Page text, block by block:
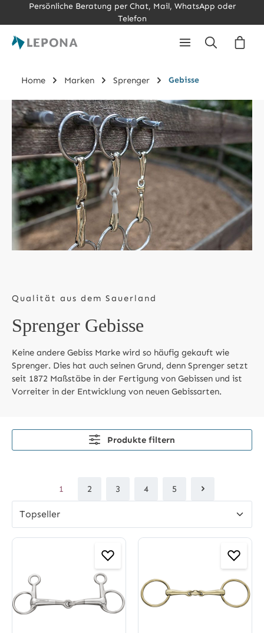
Zum Hauptinhalt springen
Persönliche Beratung per Chat, Mail, WhatsApp oder
Telefon
Home Marken Sprenger Gebisse
Qualität aus dem Sauerland
Sprenger Gebisse
Keine andere Gebiss Marke wird so häufig gekauft wie
Sprenger. Dies hat auch seinen Grund, denn Sprenger setzt
seit 1872 Maßstäbe in der Fertigung von Gebissen und ist
Vorreiter in der Entwicklung von neuen Gebissarten.
Produkte filtern
Seite
1
Seite
2
Seite
3
Seite
4
Seite
5